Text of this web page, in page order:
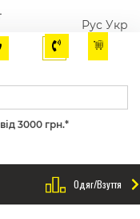
Рус Укр
3000 грн.*
Одяг/Взуття